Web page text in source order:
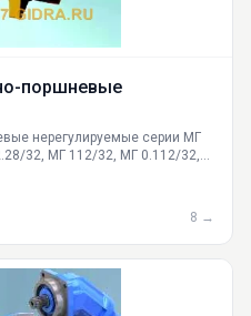
поршневые
нерегулируемые серии МГ
32, МГ 112/32, МГ 0.112/32,
8 →